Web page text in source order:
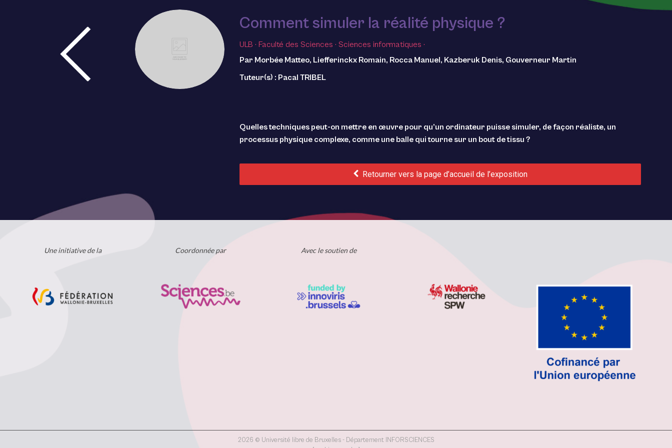
Comment simuler la réalité physique ?
ULB · Faculté des Sciences · Sciences informatiques ·
Par Morbée Matteo, Liefferinckx Romain, Rocca Manuel, Kazberuk Denis, Gouverneur Martin
Tuteur(s) : Pacal TRIBEL
Quelles techniques peut-on mettre en œuvre pour qu’un ordinateur puisse simuler, de façon réaliste, un
processus physique complexe, comme une balle qui tourne sur un bout de tissu ?
Retourner vers la page d’accueil de l’exposition
Une initiative de la Coordonnée par Avec le soutien de
2026 © Université libre de Bruxelles - Département INFORSCIENCES